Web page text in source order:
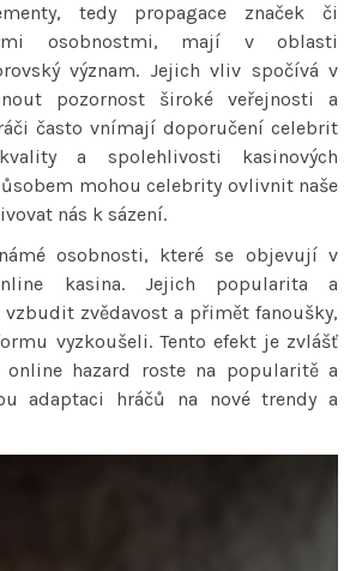
tedy propagace značek či
osobnostmi, mají v oblasti
význam. Jejich vliv spočívá v
pozornost široké veřejnosti a
často vnímají doporučení celebrit
a spolehlivosti kasinových
mohou celebrity ovlivnit naše
nás k sázení.
osobnosti, které se objevují v
kasina. Jejich popularita a
zvědavost a přimět fanoušky,
vyzkoušeli. Tento efekt je zvlášť
hazard roste na popularitě a
adaptaci hráčů na nové trendy a